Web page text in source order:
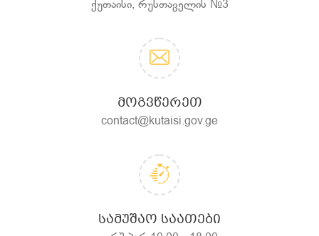
ქუთაისი, რუსთაველის №3
ᲛᲝᲒᲕᲬᲔᲠᲔᲗ
contact@kutaisi.gov.ge
ᲡᲐᲛᲣᲨᲐᲝ ᲡᲐᲐᲗᲔᲑᲘ